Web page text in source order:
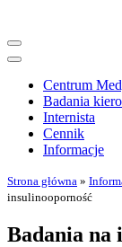
Menu
nawigacji
Menu
nawigacjiCentrum
Badania
Internista
Cennik
Informacje
Strona główna »
insulinooporność
Badania na